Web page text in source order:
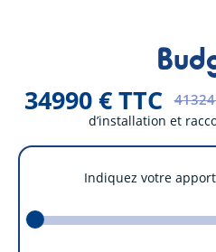
34990 € TTC
d’installation et
Indiquez votre apport